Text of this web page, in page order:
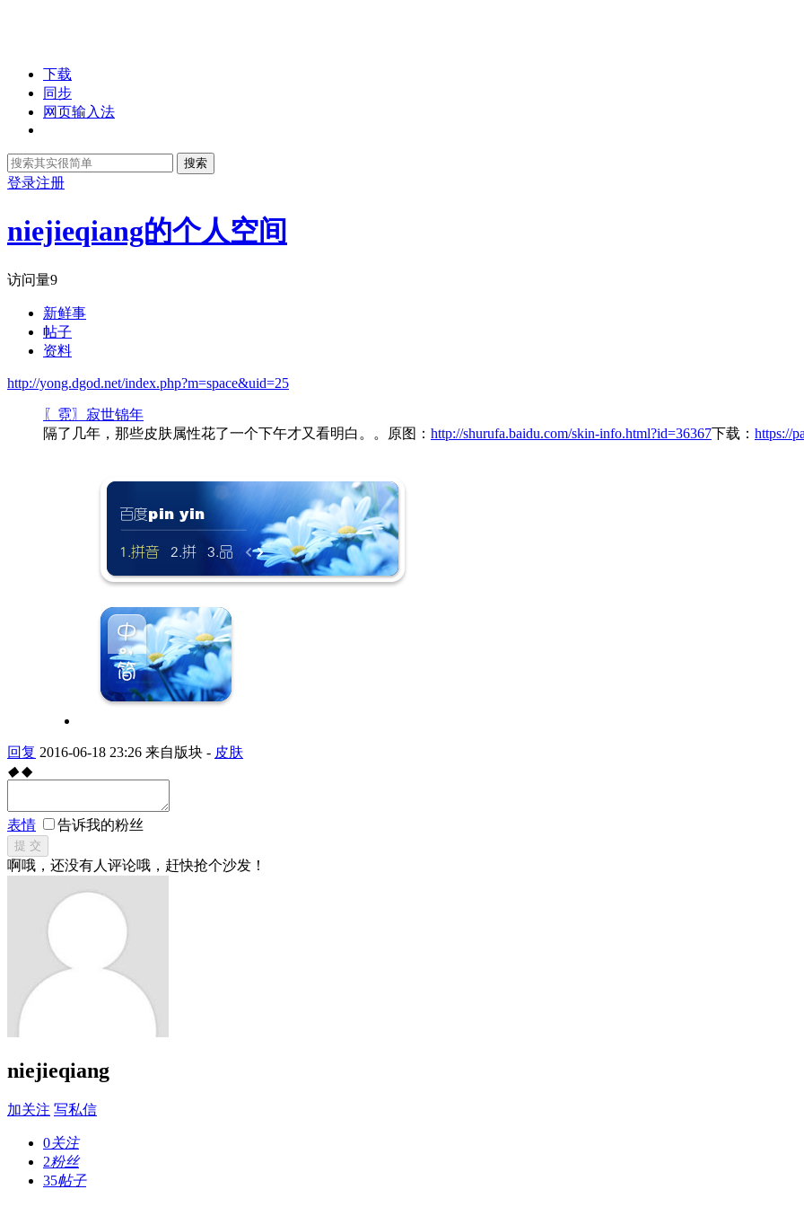
下载
同步
网页输入法
搜索
登录注册
niejieqiang的个人空间
访问量9
新鲜事
帖子
资料
http://yong.dgod.net/index.php?m=space&uid=25
〖霓〗寂世锦年
隔了几年，那些皮肤属性花了一个下午才又看明白。。原图： http://shurufa.baidu.com/skin-info.html?id=36367下载： https://
回复 2016-06-18 23:26 来自版块 - 皮肤
◆ ◆
表情 告诉我的粉丝
提 交
啊哦，还没有人评论哦，赶快抢个沙发！
niejieqiang
加关注 写私信
0关注
2粉丝
35帖子